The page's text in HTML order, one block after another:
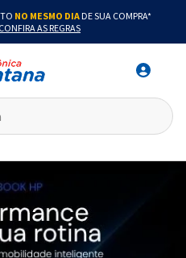
NO MESMO DIADE SUA COMPRA*
CONFIRA AS REGRAS